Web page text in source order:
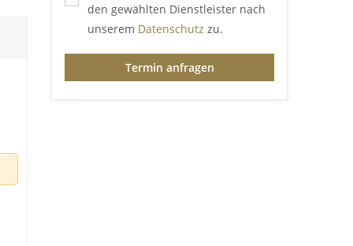
den gewählten Dienstleister nach
unserem Datenschutz zu.
Termin anfragen